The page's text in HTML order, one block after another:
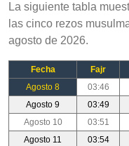
La siguiente tabla
las cinco rezos
agosto de 2026.
Fecha Fajr
Agosto 8
03:46
Agosto 9
03:49
Agosto 10
03:51
Agosto 11
03:54